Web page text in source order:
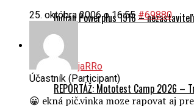
Indian Powerplus 1916 –
Podujatia
REPORTÁŽ: Mototest Camp 2026
25. októbra 2006 o 16:55 #69880
jaRRo
Účastník (Participant)
😀 ekná pič.vinka moze rapovat aj